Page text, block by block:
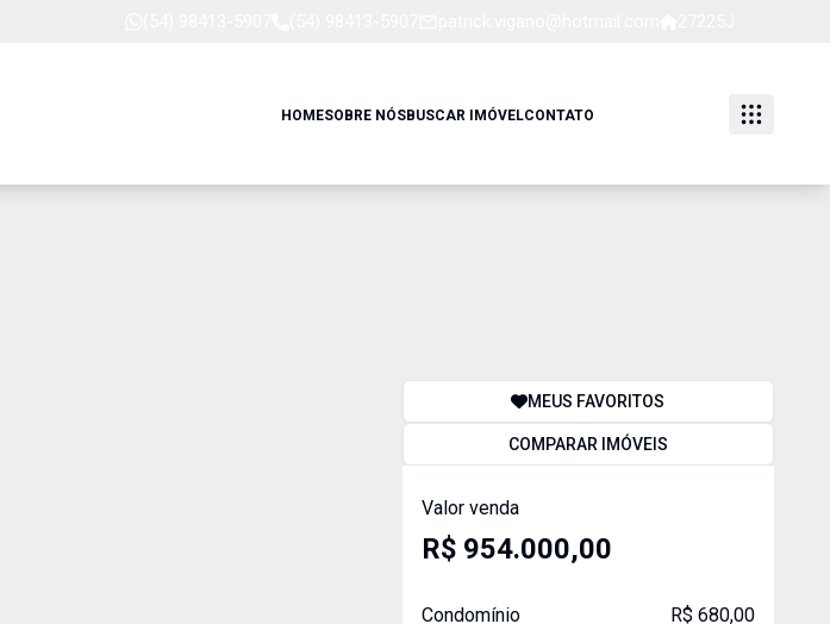
HOMESOBRE NÓSBUSCAR IMÓVELCONTATO
MEUS FAVORITOS
COMPARAR IMÓVEIS
Valor venda
R$ 954.000,00
Condomínio R$ 680,00